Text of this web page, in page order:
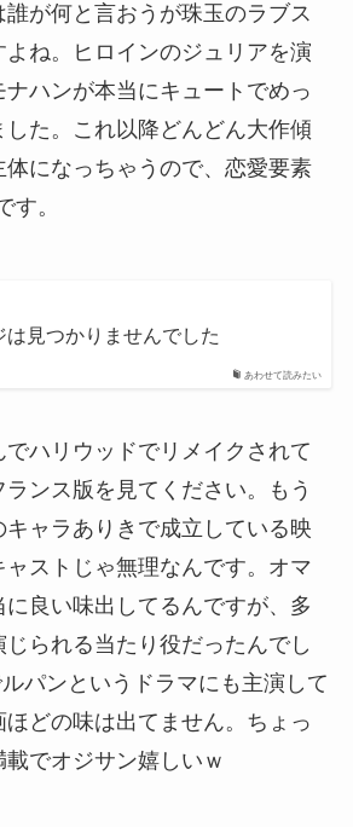
が何と言おうが珠玉のラブス
よね。ヒロインのジュリアを演
ナハンが本当にキュートでめっ
た。これ以降どんどん大作傾
体になっちゃうので、恋愛要素
す。
あわせて読みたい
見つかりませんでした
ハリウッドでリメイクされて
ンス版を見てください。もう
ャラありきで成立している映
ストじゃ無理なんです。オマ
良い味出してるんですが、多
られる当たり役だったんでし
パンというドラマにも主演して
ほどの味は出てません。ちょっ
でオジサン嬉しいｗ